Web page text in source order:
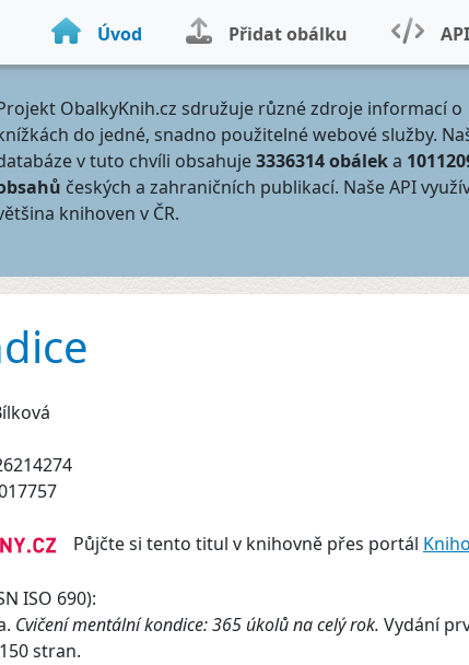
Úvod Přidat obálku
ObalkyKnih.cz sdružuje různé zdroje informací o
do jedné, snadno použitelné webové služby.
v tuto chvíli obsahuje3336314 obáleka
českých a zahraničních publikací. Naše API
knihoven v ČR.
Půjčte si tento titul v knihovně přes portál
ISO 690):
Cvičení mentální kondice: 365 úkolů na celý rok. Vydání
stran.